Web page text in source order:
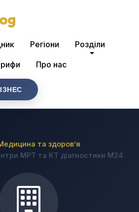
Регіони Розділи
Про нас
та здоров’я
МРТ та КТ діагностики М24